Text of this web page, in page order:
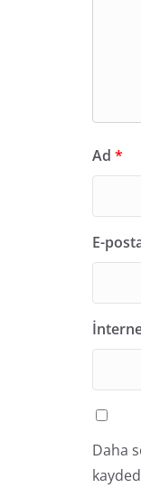
Ad *
E-
Daha